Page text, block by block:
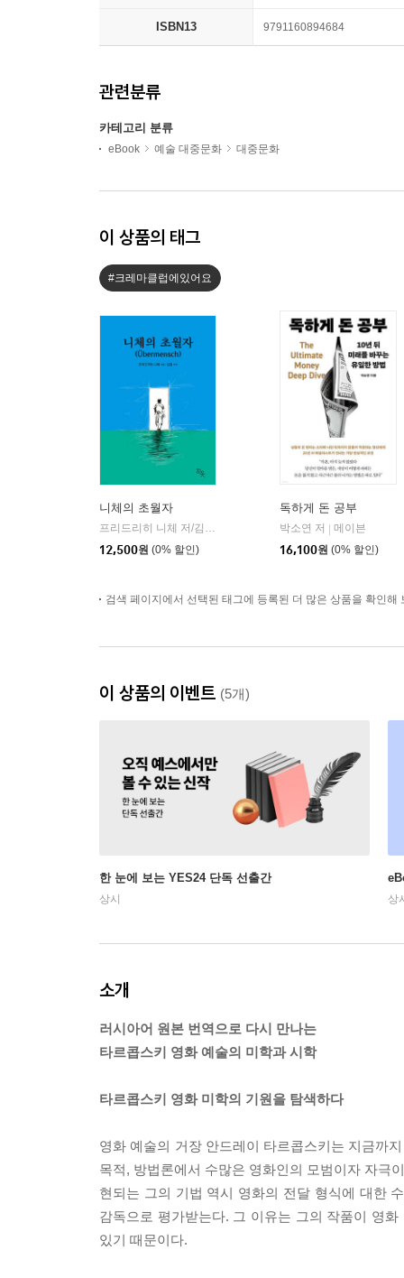
ISBN13 9791160894684
관련분류
카테고리 분류
eBook 예술 대중문화 대중문화
이 상품의 태그
#크레마클럽에있어요
니체의 초월자
프리드리히 니체 저/김철 편역
12,500원 (0% 할인)
독하게 돈 공부
박소연 저
메이븐
16,100원 (0% 할인)
검색 페이지에서 선택된 태그에 등록된 더 많은 상품을 확인해
이 상품의 이벤트 (5개)
한 눈에 보는 YES24 단독 선출간
상시 상
소개
러시아어 원본 번역으로 다시 만나는
타르콥스키 영화 예술의 미학과 시학
타르콥스키 영화 미학의 기원을 탐색하다
영화 예술의 거장 안드레이 타르콥스키는 지금까
목적, 방법론에서 수많은 영화인의 모범이자 자극
현되는 그의 기법 역시 영화의 전달 형식에 대한
감독으로 평가받는다. 그 이유는 그의 작품이 영
있기 때문이다.